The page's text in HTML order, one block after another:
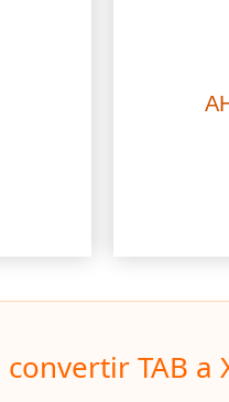
TAB a